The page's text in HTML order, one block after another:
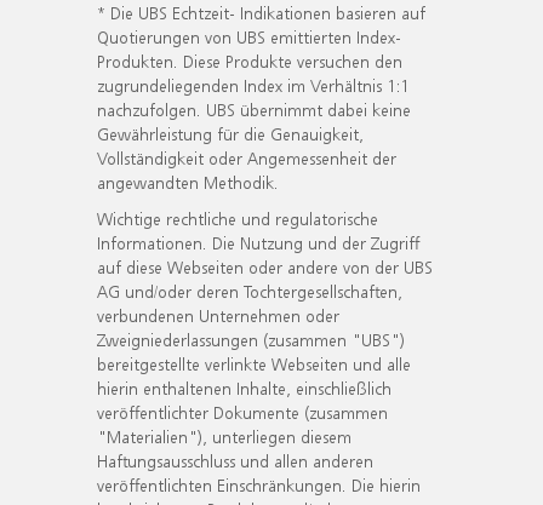
* Die UBS Echtzeit- Indikationen basieren auf
Quotierungen von UBS emittierten Index-
Produkten. Diese Produkte versuchen den
zugrundeliegenden Index im Verhältnis 1:1
nachzufolgen. UBS übernimmt dabei keine
Gewährleistung für die Genauigkeit,
Vollständigkeit oder Angemessenheit der
angewandten Methodik.
Wichtige rechtliche und regulatorische
Informationen. Die Nutzung und der Zugriff
auf diese Webseiten oder andere von der UBS
AG und/oder deren Tochtergesellschaften,
verbundenen Unternehmen oder
Zweigniederlassungen (zusammen "UBS")
bereitgestellte verlinkte Webseiten und alle
hierin enthaltenen Inhalte, einschließlich
veröffentlichter Dokumente (zusammen
"Materialien"), unterliegen diesem
Haftungsausschluss und allen anderen
veröffentlichten Einschränkungen. Die hierin